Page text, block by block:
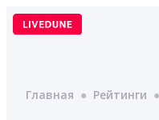
Перейти
Главная ● Рейтинги ●